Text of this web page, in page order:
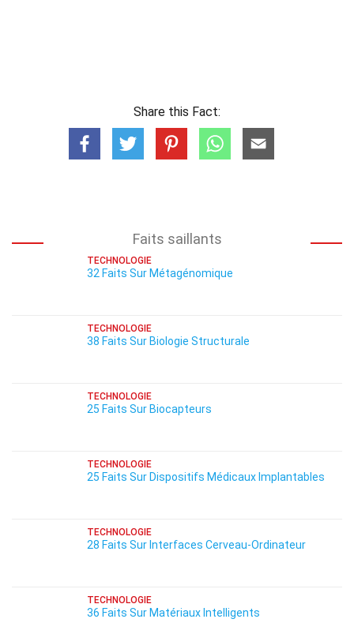
Share this Fact:
Faits saillants
TECHNOLOGIE
32 Faits Sur Métagénomique
TECHNOLOGIE
38 Faits Sur Biologie Structurale
TECHNOLOGIE
25 Faits Sur Biocapteurs
TECHNOLOGIE
25 Faits Sur Dispositifs Médicaux Implantables
TECHNOLOGIE
28 Faits Sur Interfaces Cerveau-Ordinateur
TECHNOLOGIE
36 Faits Sur Matériaux Intelligents